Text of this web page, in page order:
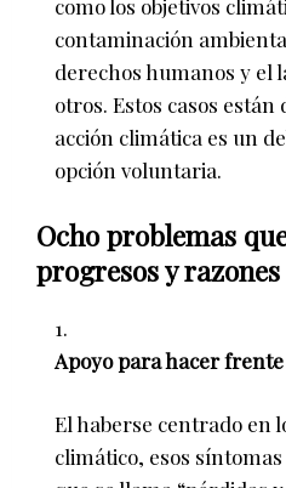
como los objetivos
contaminación
derechos humanos y el
otros. Estos casos
acción climática es un
opción voluntaria.
Ocho problemas
progresos y
Apoyo para hacer
El haberse centrado en
climático, esos